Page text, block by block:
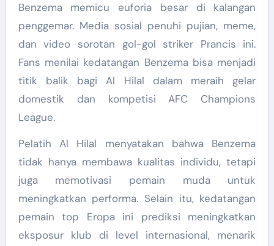
Benzema memicu euforia besar di kalangan
penggemar. Media sosial penuhi pujian, meme,
dan video sorotan gol-gol striker Prancis ini.
Fans menilai kedatangan Benzema bisa menjadi
titik balik bagi Al Hilal dalam meraih gelar
domestik dan kompetisi AFC Champions
League.
Pelatih Al Hilal menyatakan bahwa Benzema
tidak hanya membawa kualitas individu, tetapi
juga memotivasi pemain muda untuk
meningkatkan performa. Selain itu, kedatangan
pemain top Eropa ini prediksi meningkatkan
eksposur klub di level internasional, menarik